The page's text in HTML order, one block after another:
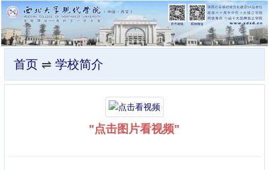
首页 ⇌学校简介
"点击图片看视频"